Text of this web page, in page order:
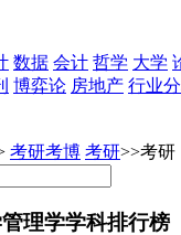
数据 会计 哲学 大学
博弈论 房地产 行业
考研考博 考研>>考研
理学学科排行榜